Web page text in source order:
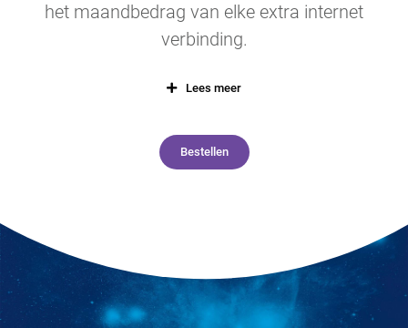
het maandbedrag van elke extra internet
verbinding.
Lees meer
Bestellen